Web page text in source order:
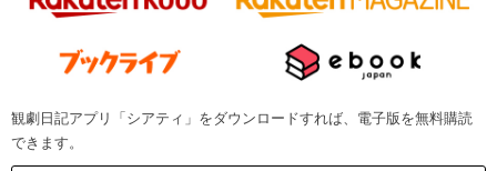
観劇日記アプリ「シアティ」をダウンロードすれば、電子版を無料購読
できます。